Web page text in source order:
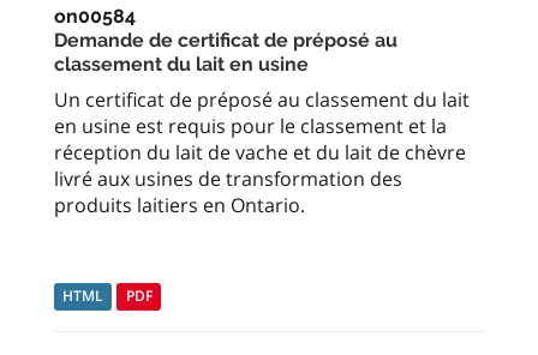
on00584
Demande de certificat de préposé au
classement du lait en usine
Un certificat de préposé au classement du lait
en usine est requis pour le classement et la
réception du lait de vache et du lait de chèvre
livré aux usines de transformation des
produits laitiers en Ontario.
HTML PDF